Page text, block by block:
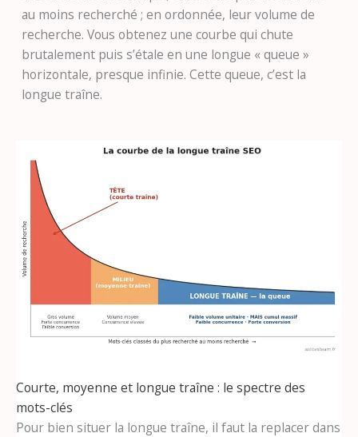
au moins recherché ; en ordonnée, leur volume de
recherche. Vous obtenez une courbe qui chute
brutalement puis s’étale en une longue « queue »
horizontale, presque infinie. Cette queue, c’est la
longue traîne.
Courte, moyenne et longue traîne : le spectre des
mots-clés
Pour bien situer la longue traîne, il faut la replacer dans